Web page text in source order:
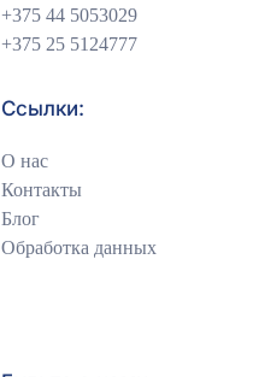
+375 44 5053029
+375 25 5124777
Ссылки:
О нас
Контакты
Блог
Обработка данных